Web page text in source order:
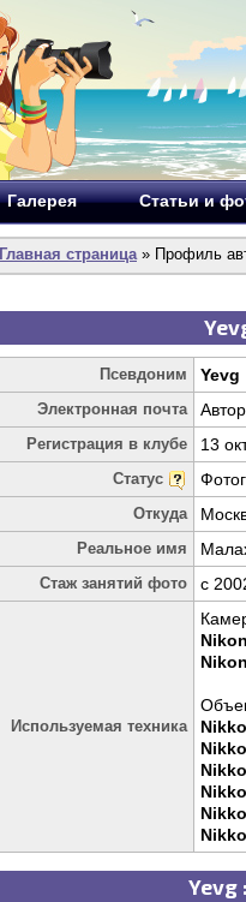
Галерея Статьи и
Главная страница» Профиль
Псевдоним Yevg
Электронная почта
Регистрация в клубе 13
Статус
Откуда
Реальное имя
Стаж занятий фото c
Используемая техника
Yevg